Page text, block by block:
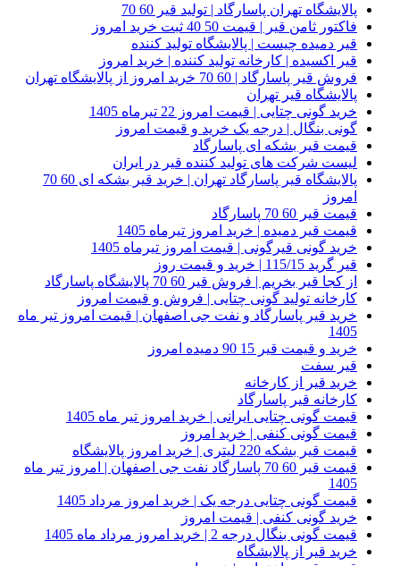
پالایشگاه تهران پاسارگاد | تولید قیر 60 70
فاکتور ثامن قیر | قیمت 50 40 ثبت خرید امروز
قیر دمیده چیست | پالایشگاه تولید کننده
قیر اکسیده | کارخانه تولید کننده | خرید امروز
فروش قیر پاسارگاد | 60 70 خرید امروز از پالایشگاه تهران
پالایشگاه قیر تهران
خرید گونی چتایی | قیمت امروز 22 تیرماه 1405
گونی بنگال | درجه یک خرید و قیمت امروز
قیمت قیر بشکه ای پاسارگاد
لیست شرکت های تولید کننده قیر در ایران
پالایشگاه قیر پاسارگاد تهران | خرید قیر بشکه ای 60 70
امروز
قیمت قیر 60 70 پاسارگاد
قیمت قیر دمیده | خرید امروز تیرماه 1405
خرید گونی قیرگونی | قیمت امروز تیرماه 1405
قیر گرید 115/15 | خرید و قیمت روز
از کجا قیر بخریم | فروش قیر 60 70 پالایشگاه پاسارگاد
کارخانه تولید گونی چتایی | فروش و قیمت امروز
خرید قیر پاسارگاد و نفت جی اصفهان | قیمت امروز تیر ماه
1405
خرید و قیمت قیر 15 90 دمیده امروز
قیر سفت
خرید قیر از کارخانه
کارخانه قیر پاسارگاد
قیمت گونی چتایی ایرانی | خرید امروز تیر ماه 1405
قیمت گونی کنفی | خرید امروز
قیمت قیر بشکه 220 لیتری | خرید امروز پالایشگاه
قیمت قیر 60 70 پاسارگاد نفت جی اصفهان | امروز تیر ماه
1405
قیمت گونی چتایی درجه یک | خرید امروز مرداد 1405
خرید گونی کنفی | قیمت امروز
قیمت گونی بنگال درجه 2 | خرید امروز مرداد ماه 1405
خرید قیر از پالایشگاه